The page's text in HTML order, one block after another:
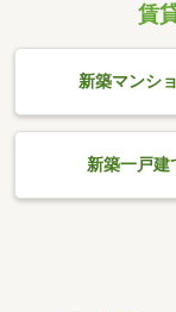
賃
新築マンシ
新築一戸建